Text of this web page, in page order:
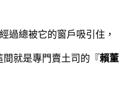
過總被它的窗戶吸引住，
間就是專門賣土司的『賴董